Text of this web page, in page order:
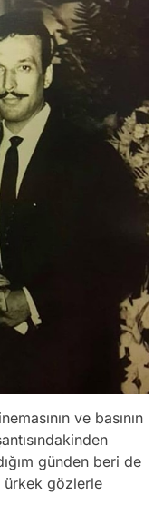
ve basının
günden beri de
ürkek gözlerle